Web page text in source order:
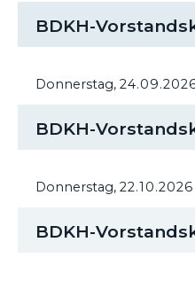
BDKH-
Donnerstag,
BDKH-
Donnerstag, 22.10.2026
BDKH-